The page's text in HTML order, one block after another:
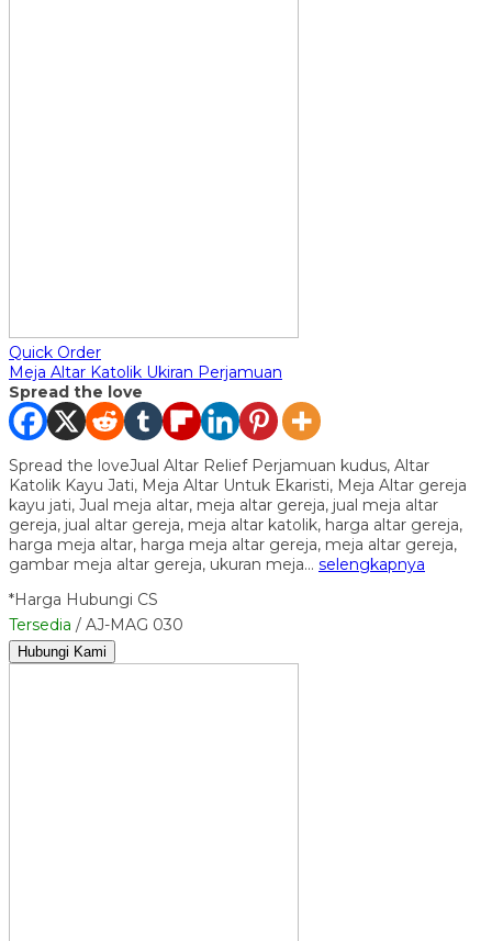
Quick Order
Meja Altar Katolik Ukiran Perjamuan
Spread the love
Spread the loveJual Altar Relief Perjamuan kudus, Altar
Katolik Kayu Jati, Meja Altar Untuk Ekaristi, Meja Altar gereja
kayu jati, Jual meja altar, meja altar gereja, jual meja altar
gereja, jual altar gereja, meja altar katolik, harga altar gereja,
harga meja altar, harga meja altar gereja, meja altar gereja,
gambar meja altar gereja, ukuran meja… selengkapnya
*Harga Hubungi CS
Tersedia / AJ-MAG 030
Hubungi Kami